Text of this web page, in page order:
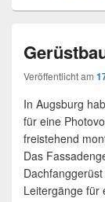
Veröffentlicht am
In Augsburg
für eine
freistehend
Das
Leitergänge für